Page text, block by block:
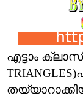
എട്ടാം